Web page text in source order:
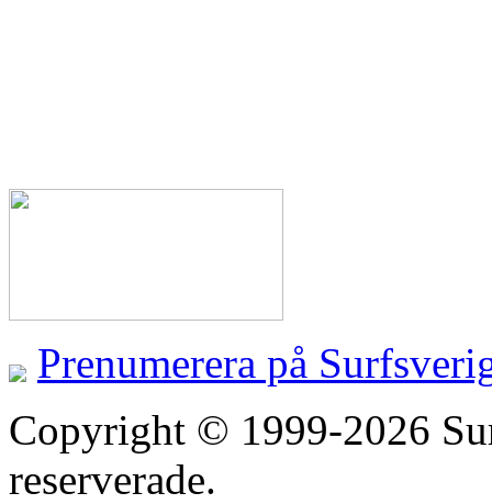
Prenumerera på
Copyright © 1999-2026
reserverade.